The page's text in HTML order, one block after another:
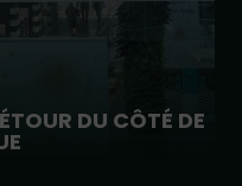
DU CÔTÉ DE